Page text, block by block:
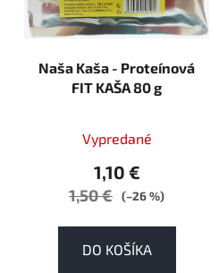
Naša Kaša - Proteínová
FIT KAŠA 80 g
Vypredané
1,10 €
1,50 € (–26 %)
DO KOŠÍKA